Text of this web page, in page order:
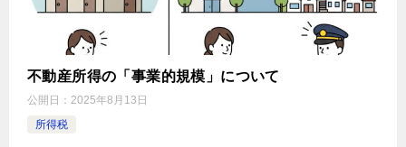
不動産所得の「事業的規模」について
公開日： 2025年8月13日
所得税